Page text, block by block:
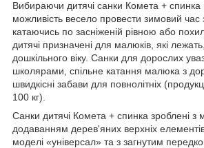
Вибираючи дитячі санки Комета + спинка
можливість весело провести зимовий час
катаючись по засніженій рівною або
дитячі призначені для малюків, які
дошкільного віку. Санки для дорослих
школярами, спільне катання малюка з
швидкісні забави для повнолітніх
100 кг).
Санки дитячі Комета + спинка зроблені з
додаванням дерев'яних верхніх
моделі «універсал» та з загнутим